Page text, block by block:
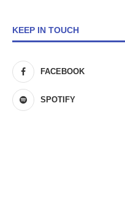
KEEP IN TOUCH
FACEBOOK
SPOTIFY